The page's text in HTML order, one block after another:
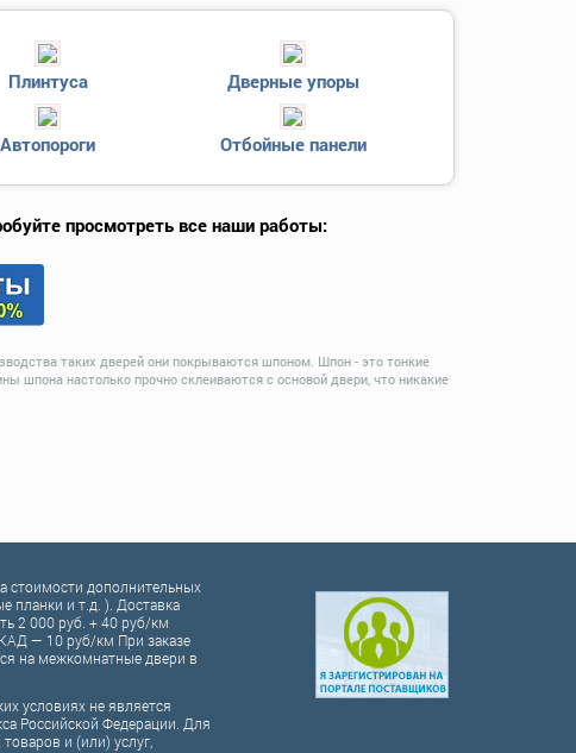
Плинтуса Дверные упоры
Автопороги Отбойные панели
просмотреть все наши работы:
таких дверей они покрываются шпоном. Шпон - это тонкие
шпона настолько прочно склеиваются с основой двери, что никакие
стоимости дополнительных
планки и т.д. ). Доставка
2 000 руб. + 40 руб/км
— 10 руб/км При заказе
на межкомнатные двери в
условиях не является
Российской Федерации. Для
и (или) услуг,